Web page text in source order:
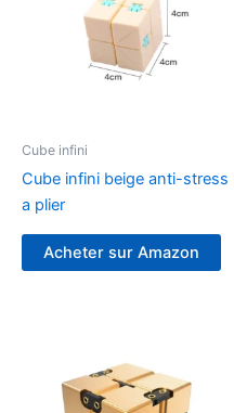
Cube infini
Cube infini beige anti-stress
a plier
Acheter sur Amazon